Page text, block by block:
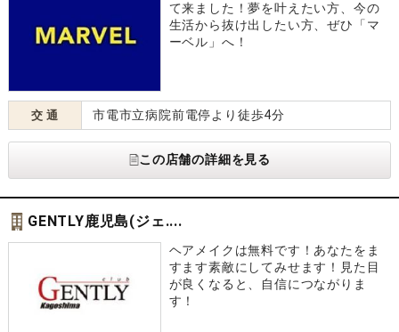
て来ました！夢を叶えたい方、今の
生活から抜け出したい方、ぜひ「マ
ーベル」へ！
交 通 市電市立病院前電停より徒歩4分
この店舗の詳細を見る
GENTLY鹿児島(ジェ....
ヘアメイクは無料です！あなたをま
すます素敵にしてみせます！見た目
が良くなると、自信につながりま
す！